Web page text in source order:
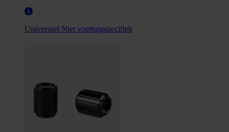
Universeel Niet voertuigspecifiek